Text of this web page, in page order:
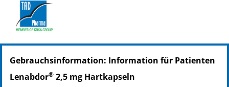
PZN: 17605500
PPN: 111760550084
PZN: 17605517
Gebrauchsinformation: Information für Patienten
Lenabdor® 2,5 mg Hartkapseln